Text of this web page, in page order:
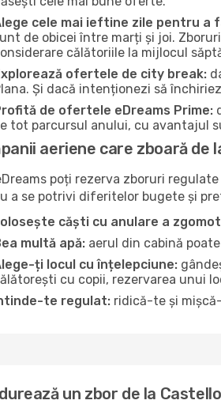
cele mai ieftine zile pentru a
de obicei între marți și joi.
călătoriile la mijlocul
ofertele de city break:
Și dacă intenționezi să
de ofertele eDreams Prime:
tot parcursul anului, cu avantajul
aeriene care zboară
poți rezerva zboruri
a se potrivi diferitelor bugete și
căști cu anulare a
multă apă: aerul din cabină
ți locul cu înțelepciune:
cu copii, rezervarea unui
te regulat: ridică-te și
un zbor de la